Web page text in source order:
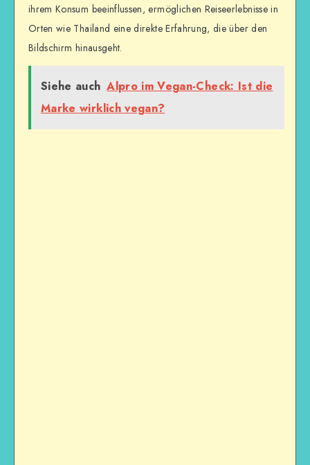
ihrem Konsum beeinflussen, ermöglichen Reiseerlebnisse in
Orten wie Thailand eine direkte Erfahrung, die über den
Bildschirm hinausgeht.
Siehe auch Alpro im Vegan-Check: Ist die
Marke wirklich vegan?